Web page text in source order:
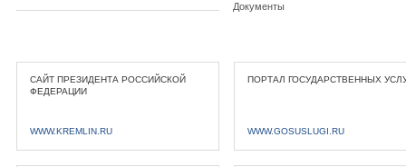
Документы
САЙТ ПРЕЗИДЕНТА РОССИЙСКОЙ
ФЕДЕРАЦИИ
WWW.KREMLIN.RU
ПОРТАЛ ГОСУДАРСТВЕННЫХ
WWW.GOSUSLUGI.RU